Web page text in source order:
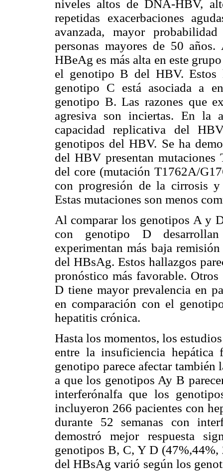
niveles altos de DNA-HBV,
repetidas exacerbaciones
avanzada, mayor
personas mayores de 50
HBeAg es más alta en este
el genotipo B del HBV. Estos
genotipo C está asociada a
genotipo B. Las razones que
agresiva son inciertas. En la
capacidad replicativa del
genotipos del HBV. Se ha
del HBV presentan
del core (mutación T1762A/
con progresión de la cirrosis
Estas mutaciones son menos
Al comparar los genotipos A y
con genotipo D desarrollan
experimentan más baja
del HBsAg. Estos hallazgos
pronóstico más favorable.
D tiene mayor prevalencia en
en comparación con el
hepatitis crónica.
Hasta los momentos, los
entre la insuficiencia
genotipo parece afectar
a que los genotipos Ay B
interferónalfa que los
incluyeron 266 pacientes con
durante 52 semanas con
demostró mejor respuesta
genotipos B, C, Y D (47%,44%,
del HBsAg varió según los